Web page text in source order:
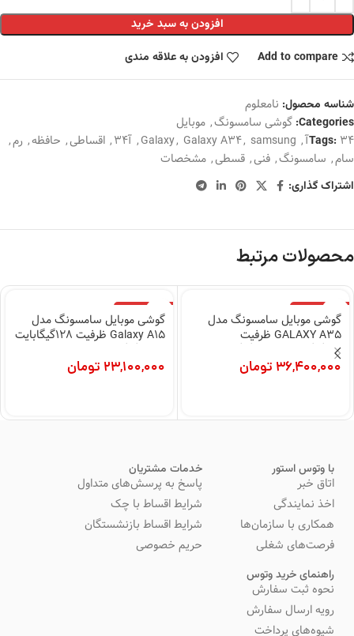
افزودن به سبد خرید
Add to compare
افزودن به علاقه مندی
شناسه محصول: نامعلوم
Categories: گوشی سامسونگ, موبایل
Tags: 34آ ,
Galaxy, Galaxy A34, samsung
, آ34 , اقساطی, حافظه, رم,
سام, سامسونگ, فنی, قسطی, مشخصات
اشتراک گذاری:
محصولات مرتبط
اتمام موجودی
گوشی موبایل سامسونگ مدل
GALAXY A35 ظرفیت
128گیگابایت و رم 8گیگابایت
36,400,000 تومان
اتمام موجودی
گوشی موبایل سامسونگ مدل
Galaxy A15 ظرفیت 128گیگابایت
23,100,000 تومان
با وتوس استور
اتاق خبر
اخذ نمایندگی
همکاری با سازمان‌ها
فرصت‌های شغلی
خدمات مشتریان
پاسخ به پرسش‌های متداول
شرایط اقساط با چک
شرایط اقساط بازنشستگان
حریم خصوصی
راهنمای خرید وتوس
نحوه ثبت سفارش
رویه ارسال سفارش
شیوه‌های پرداخت